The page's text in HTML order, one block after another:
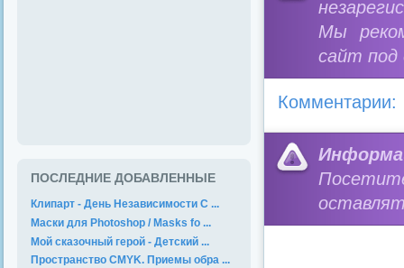
Мы
сайт под
Комментарии:
ПОСЛЕДНИЕ ДОБАВЛЕННЫЕ
Клипарт - День Независимости С ...
Маски для Photoshop / Masks fo ...
Мой сказочный герой - Детский ...
Пространство CMYK. Приемы обра ...